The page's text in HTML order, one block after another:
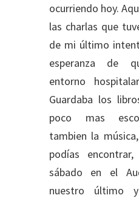
ocurriendo hoy.
las charlas que
de mi último
esperanza de
entorno
Guardaba los
poco mas
tambien la
podías
sábado en el
nuestro último